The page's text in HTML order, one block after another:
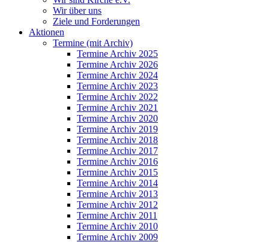
Wir über uns
Ziele und Forderungen
Aktionen
Termine (mit Archiv)
Termine Archiv 2025
Termine Archiv 2026
Termine Archiv 2024
Termine Archiv 2023
Termine Archiv 2022
Termine Archiv 2021
Termine Archiv 2020
Termine Archiv 2019
Termine Archiv 2018
Termine Archiv 2017
Termine Archiv 2016
Termine Archiv 2015
Termine Archiv 2014
Termine Archiv 2013
Termine Archiv 2012
Termine Archiv 2011
Termine Archiv 2010
Termine Archiv 2009